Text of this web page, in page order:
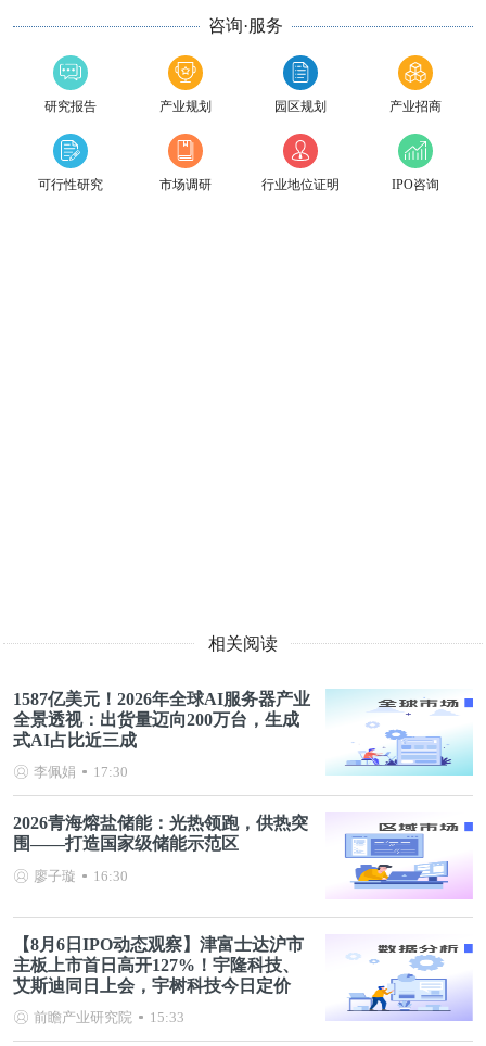
咨询·服务
研究报告 产业规划 园区规划 产业招商
可行性研究 市场调研 行业地位证明 IPO咨询
相关阅读
1587亿美元！2026年全球AI服务器产业
全景透视：出货量迈向200万台，生成
式AI占比近三成
李佩娟 17:30
2026青海熔盐储能：光热领跑，供热突
围——打造国家级储能示范区
廖子璇 16:30
【8月6日IPO动态观察】津富士达沪市
主板上市首日高开127%！宇隆科技、
艾斯迪同日上会，宇树科技今日定价
前瞻产业研究院 15:33